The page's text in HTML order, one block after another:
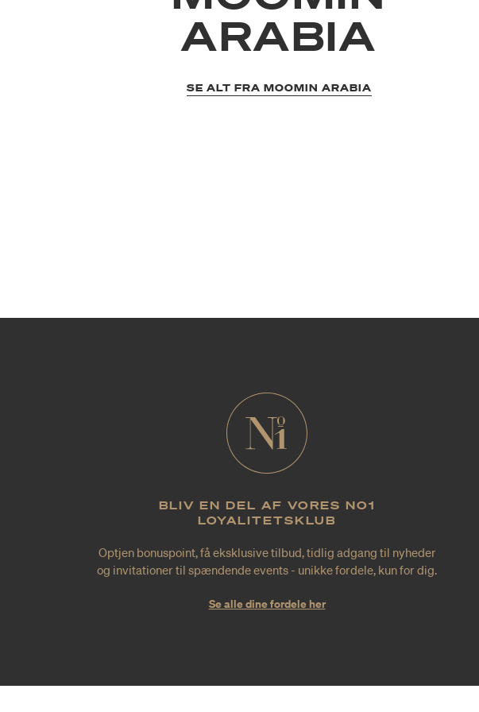
ARABIA
SE ALT FRA MOOMIN ARABIA
BLIV EN DEL AF VORES NO1
LOYALITETSKLUB
Optjen bonuspoint, få eksklusive tilbud, tidlig adgang til nyheder
og invitationer til spændende events - unikke fordele, kun for dig.
Se alle dine fordele her